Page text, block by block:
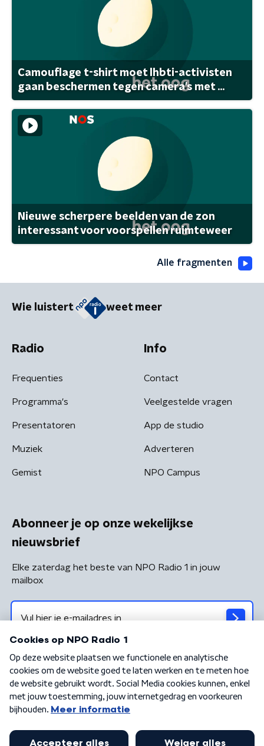
Camouflage t-shirt moet lhbti-activisten
gaan beschermen tegen camera's met ...
Nieuwe scherpere beelden van de zon
interessant voor voorspellen ruimteweer
Alle fragmenten
Wie luistert weet meer
Radio
Frequenties
Programma's
Presentatoren
Muziek
Gemist
Info
Contact
Veelgestelde vragen
App de studio
Adverteren
NPO Campus
Abonneer je op onze wekelijkse
nieuwsbrief
Elke zaterdag het beste van NPO Radio 1 in jouw
mailbox
Algemene voorwaarden